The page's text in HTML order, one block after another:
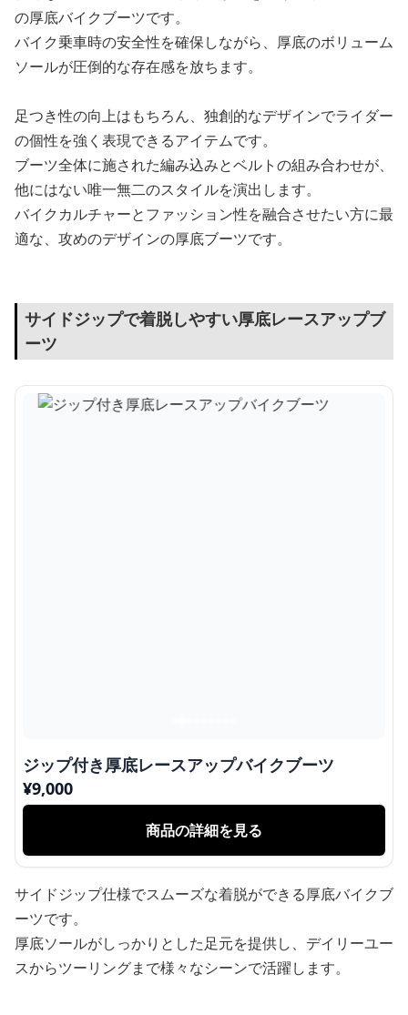
の厚底バイクブーツです。
バイク乗車時の安全性を確保しながら、厚底のボリューム
ソールが圧倒的な存在感を放ちます。
足つき性の向上はもちろん、独創的なデザインでライダー
の個性を強く表現できるアイテムです。
ブーツ全体に施された編み込みとベルトの組み合わせが、
他にはない唯一無二のスタイルを演出します。
バイクカルチャーとファッション性を融合させたい方に最
適な、攻めのデザインの厚底ブーツです。
サイドジップで着脱しやすい厚底レースアップブ
ーツ
ジップ付き厚底レースアップバイクブーツ
¥9,000
商品の詳細を見る
サイドジップ仕様でスムーズな着脱ができる厚底バイクブ
ーツです。
厚底ソールがしっかりとした足元を提供し、デイリーユー
スからツーリングまで様々なシーンで活躍します。